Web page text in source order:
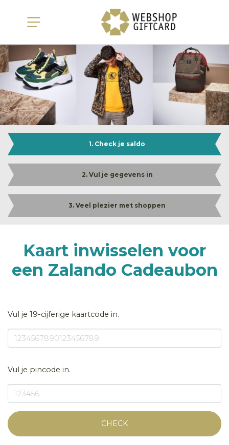
1. Check je saldo
2. Vul je gegevens in
3. Veel plezier met shoppen
Kaart inwisselen voor
een Zalando Cadeaubon
Vul je 19-cijferige kaartcode in.
Vul je pincode in.
CHECK